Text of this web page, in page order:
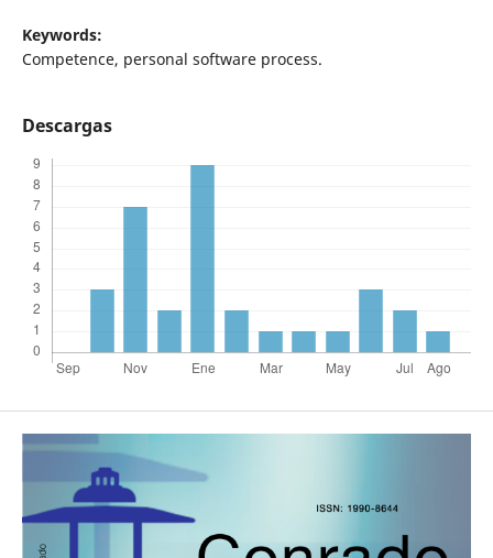
Keywords:
Competence, personal software process.
Descargas